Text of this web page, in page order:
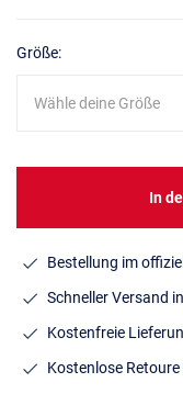
Größe:
Wähle deine Größe
In
Bestellung im
Schneller Versand
Kostenfreie
Kostenlose